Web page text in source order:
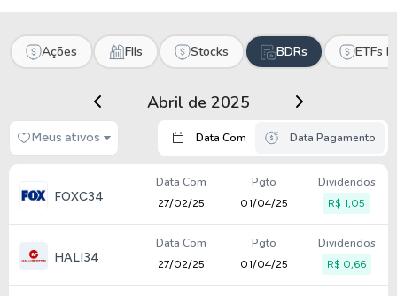
Ações FIIs Stocks BDRs ETFs
Abril de 2025
Meus ativos Data Com Data Pagamento
FOXC34
Data Com
27/02/25
Pgto
01/04/25
Dividendos
R$ 1,05
HALI34
Data Com
27/02/25
Pgto
01/04/25
Dividendos
R$ 0,66